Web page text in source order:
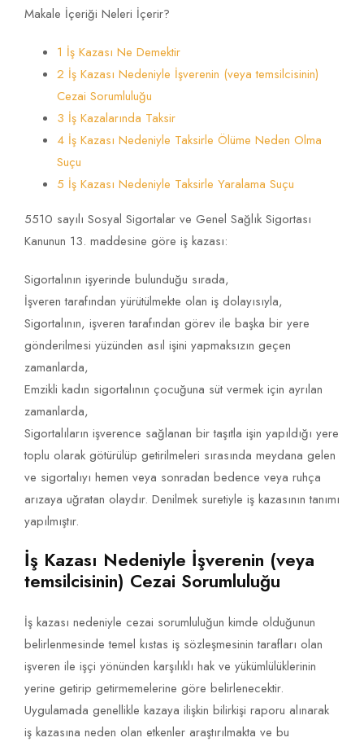
Makale İçeriği Neleri İçerir?
1 İş Kazası Ne Demektir
2 İş Kazası Nedeniyle İşverenin (veya temsilcisinin)
Cezai Sorumluluğu
3 İş Kazalarında Taksir
4 İş Kazası Nedeniyle Taksirle Ölüme Neden Olma
Suçu
5 İş Kazası Nedeniyle Taksirle Yaralama Suçu
5510 sayılı Sosyal Sigortalar ve Genel Sağlık Sigortası
Kanunun 13. maddesine göre iş kazası:
Sigortalının işyerinde bulunduğu sırada,
İşveren tarafından yürütülmekte olan iş dolayısıyla,
Sigortalının, işveren tarafından görev ile başka bir yere
gönderilmesi yüzünden asıl işini yapmaksızın geçen
zamanlarda,
Emzikli kadın sigortalının çocuğuna süt vermek için ayrılan
zamanlarda,
Sigortalıların işverence sağlanan bir taşıtla işin yapıldığı yere
toplu olarak götürülüp getirilmeleri sırasında meydana gelen
ve sigortalıyı hemen veya sonradan bedence veya ruhça
arızaya uğratan olaydır. Denilmek suretiyle iş kazasının tanımı
yapılmıştır.
İş Kazası Nedeniyle İşverenin (veya
temsilcisinin) Cezai Sorumluluğu
İş kazası nedeniyle cezai sorumluluğun kimde olduğunun
belirlenmesinde temel kıstas iş sözleşmesinin tarafları olan
işveren ile işçi yönünden karşılıklı hak ve yükümlülüklerinin
yerine getirip getirmemelerine göre belirlenecektir.
Uygulamada genellikle kazaya ilişkin bilirkişi raporu alınarak
iş kazasına neden olan etkenler araştırılmakta ve bu